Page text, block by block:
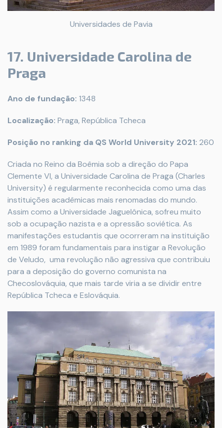
Universidades de Pavia
17. Universidade Carolina de
Praga
Ano de fundação: 1348
Localização: Praga, República Tcheca
Posição no ranking da QS World University 2021: 260
Criada no Reino da Boêmia sob a direção do Papa
Clemente VI, a Universidade Carolina de Praga (Charles
University) é regularmente reconhecida como uma das
instituições acadêmicas mais renomadas do mundo.
Assim como a Universidade Jaguelônica, sofreu muito
sob a ocupação nazista e a opressão soviética. As
manifestações estudantis que ocorreram na instituição
em 1989 foram fundamentais para instigar a Revolução
de Veludo, uma revolução não agressiva que contribuiu
para a deposição do governo comunista na
Checoslováquia, que mais tarde viria a se dividir entre
República Tcheca e Eslováquia.